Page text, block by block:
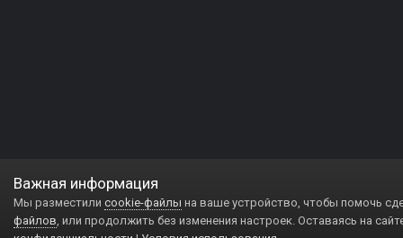
Важная информация
Мы разместили cookie-файлы на ваше устройство, чтобы помочь
файлов, или продолжить без изменения настроек. Оставаясь на